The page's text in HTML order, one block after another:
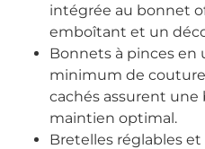
intégrée au bonnet
emboîtant et un
Bonnets à pinces en
minimum de
cachés assurent
maintien optimal.
Bretelles réglables